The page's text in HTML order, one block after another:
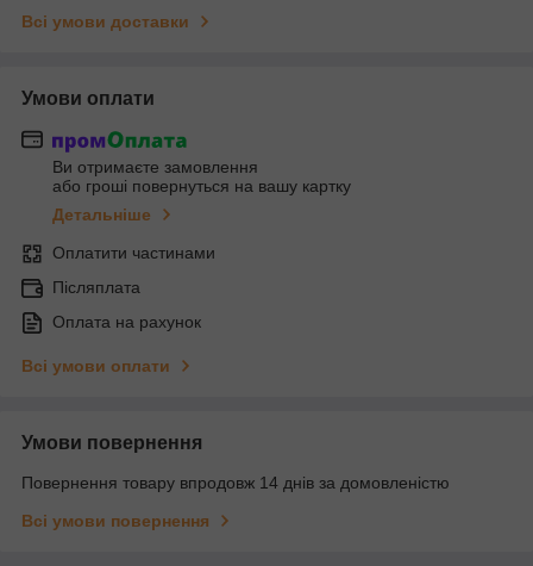
Всі умови доставки
Умови оплати
Ви отримаєте замовлення
або гроші повернуться на вашу картку
Детальніше
Оплатити частинами
Післяплата
Оплата на рахунок
Всі умови оплати
Умови повернення
Повернення товару впродовж 14 днів за домовленістю
Всі умови повернення